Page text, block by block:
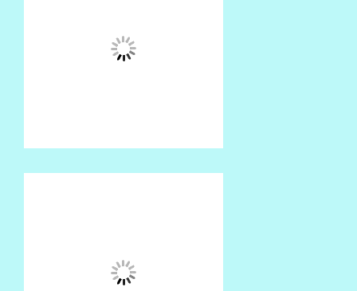
(Jika gak ada balasan, mohon dikirim ulang ke
0857 774 80555
0857 723 80555